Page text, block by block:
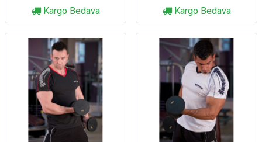
Kargo Bedava
Kargo Bedava